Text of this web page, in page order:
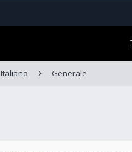
Italiano Generale